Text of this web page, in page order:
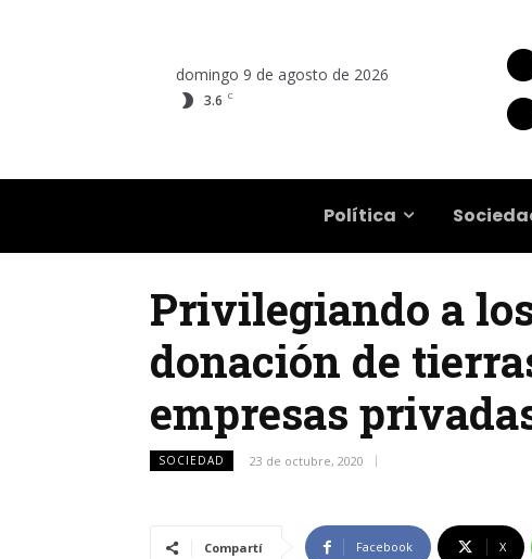
domingo 9 de agosto de 2026
3.6 C
Política
Privilegiando a
donación de
empresas
SOCIEDAD 23 de octubre, 2020
Compartí Facebook X